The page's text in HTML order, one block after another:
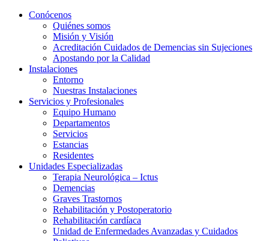
Conócenos
Quiénes somos
Misión y Visión
Acreditación Cuidados de Demencias sin Sujeciones
Apostando por la Calidad
Instalaciones
Entorno
Nuestras Instalaciones
Servicios y Profesionales
Equipo Humano
Departamentos
Servicios
Estancias
Residentes
Unidades Especializadas
Terapia Neurológica – Ictus
Demencias
Graves Trastornos
Rehabilitación y Postoperatorio
Rehabilitación cardíaca
Unidad de Enfermedades Avanzadas y Cuidados